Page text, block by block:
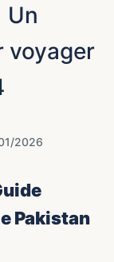
Un
voyager
2026
Pakistan